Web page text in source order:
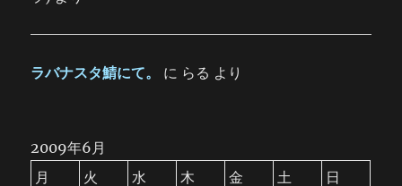
ラバナスタ鯖にて。 に らる より
2009年6月
月
火 水 木 金 土 日